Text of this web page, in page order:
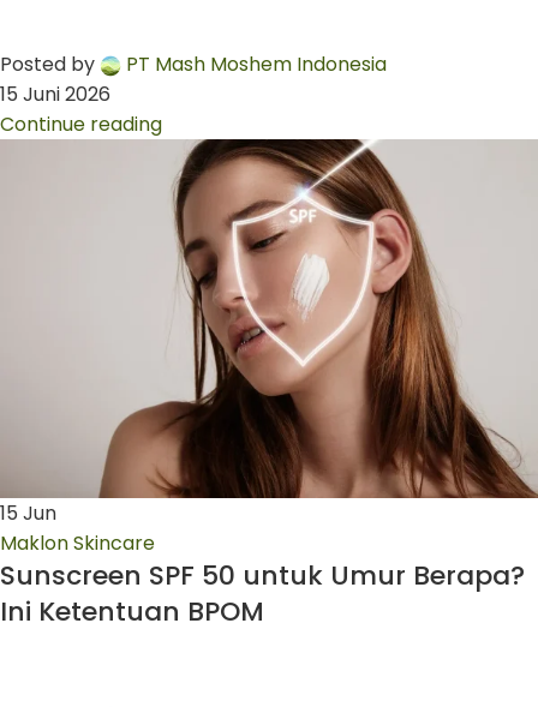
Posted by
PT Mash Moshem Indonesia
15 Juni 2026
Continue reading
15 Jun
Maklon Skincare
Sunscreen SPF 50 untuk Umur Berapa?
Ini Ketentuan BPOM